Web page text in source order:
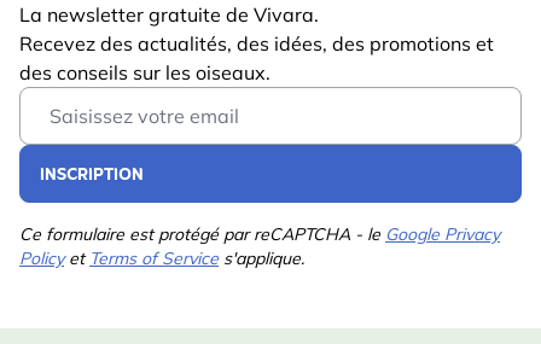
La newsletter gratuite de Vivara.
Recevez des actualités, des idées, des promotions et
des conseils sur les oiseaux.
Email Address
INSCRIPTION
Ce formulaire est protégé par reCAPTCHA - le Google Privacy
Policyet Terms of Service s'applique.